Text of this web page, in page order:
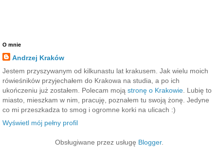
O mnie
Andrzej Kraków
Jestem przyszywanym od kilkunastu lat krakusem. Jak wielu moich
rówieśników przyjechałem do Krakowa na studia, a po ich
ukończeniu już zostałem. Polecam moją stronę o Krakowie . Lubię to
miasto, mieszkam w nim, pracuję, poznałem tu swoją żonę. Jedyne
co mi przeszkadza to smog i ogromne korki na ulicach :)
Wyświetl mój pełny profil
Obsługiwane przez usługę Blogger.